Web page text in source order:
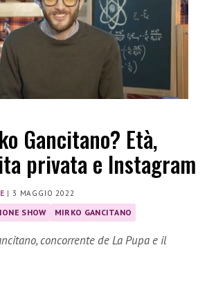
Gancitano? Età,
privata e Instagram
|3 MAGGIO 2022
SHOW MIRKO GANCITANO
concorrente de La Pupa e il